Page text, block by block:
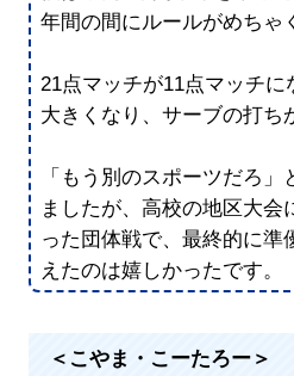
年間の間にルールがめちゃ
21点マッチが11点マッチに
大きくなり、サーブの打ち
「もう別のスポーツだろ
ましたが、高校の地区大会
った団体戦で、最終的に準
えたのは嬉しかったです。
＜こやま・こーたろー＞